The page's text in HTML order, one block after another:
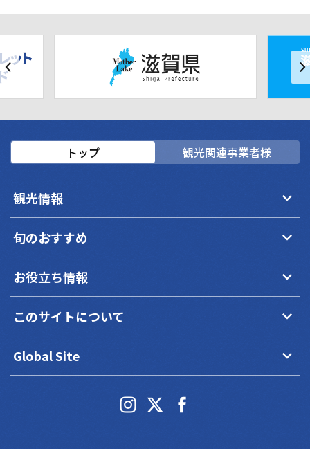
トップ 観光関連事業者様
観光情報 keyboard_arrow_down
旬のおすすめ keyboard_arrow_down
お役立ち情報 keyboard_arrow_down
このサイトについて keyboard_arrow_down
Global Site keyboard_arrow_down